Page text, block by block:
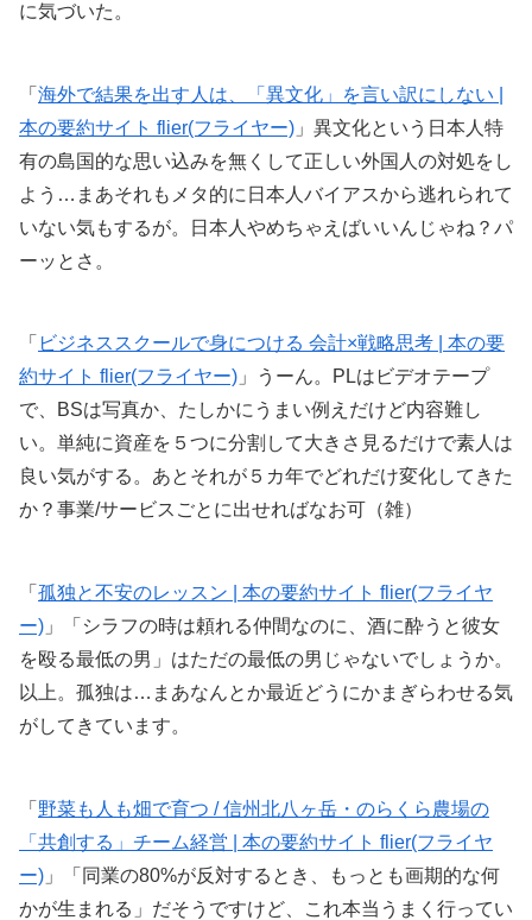
に気づいた。
「 海外で結果を出す人は、「異文化」を言い訳にしない |
本の要約サイト flier(フライヤー) 」異文化という日本人特
有の島国的な思い込みを無くして正しい外国人の対処をし
よう…まあそれもメタ的に日本人バイアスから逃れられて
いない気もするが。日本人やめちゃえばいいんじゃね？パ
ーッとさ。
「 ビジネススクールで身につける 会計×戦略思考 | 本の要
約サイト flier(フライヤー) 」うーん。PLはビデオテープ
で、BSは写真か、たしかにうまい例えだけど内容難し
い。単純に資産を５つに分割して大きさ見るだけで素人は
良い気がする。あとそれが５カ年でどれだけ変化してきた
か？事業/サービスごとに出せればなお可（雑）
「 孤独と不安のレッスン | 本の要約サイト flier(フライヤ
ー) 」「シラフの時は頼れる仲間なのに、酒に酔うと彼女
を殴る最低の男」はただの最低の男じゃないでしょうか。
以上。孤独は…まあなんとか最近どうにかまぎらわせる気
がしてきています。
「 野菜も人も畑で育つ / 信州北八ヶ岳・のらくら農場の
「共創する」チーム経営 | 本の要約サイト flier(フライヤ
ー) 」「同業の80%が反対するとき、もっとも画期的な何
かが生まれる」だそうですけど、これ本当うまく行ってい